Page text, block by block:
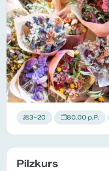
3–20 80.00 p.P.
Pilzkurs